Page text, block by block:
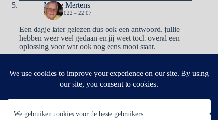
We gebruiken cookies voor de beste gebruikers
Mieke Mertens
8 JULI 2022 – 22:07
Een dagje later gelezen dus ook een antwoord. jullie
hebben weer veel gedaan en jij weet toch overal een
oplossing voor wat ook nog eens mooi staat.
Reacties zijn gesloten.